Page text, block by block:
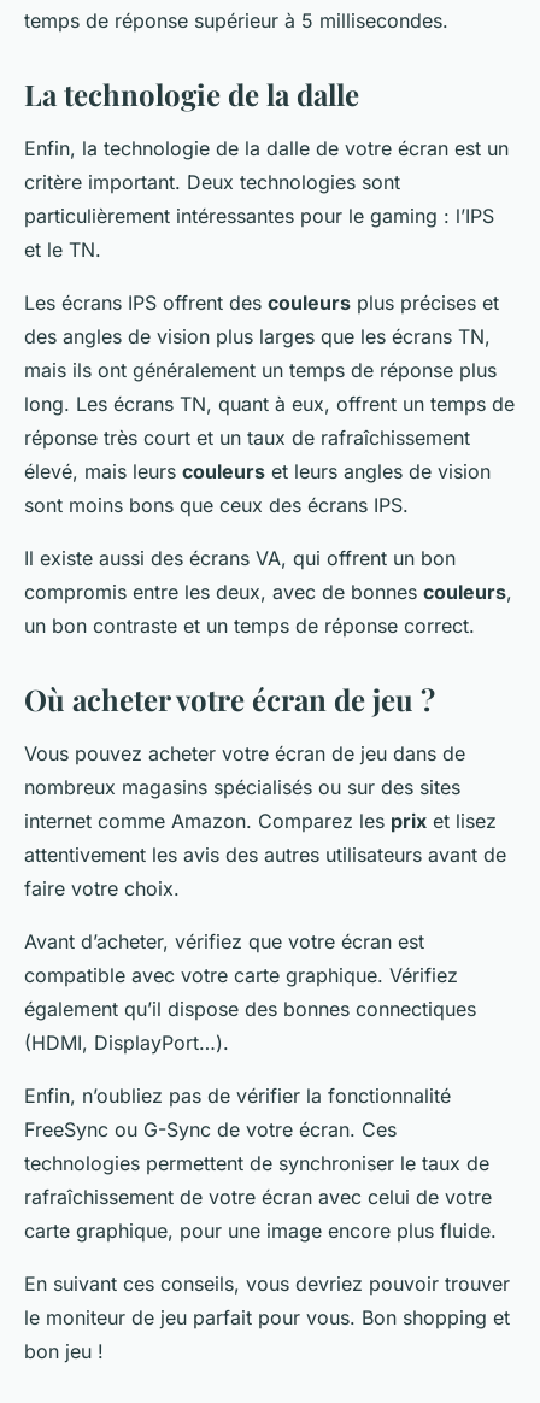
temps de réponse supérieur à 5 millisecondes.
La technologie de la dalle
Enfin, la technologie de la dalle de votre écran est un
critère important. Deux technologies sont
particulièrement intéressantes pour le gaming : l’IPS
et le TN.
Les écrans IPS offrent des couleurs plus précises et
des angles de vision plus larges que les écrans TN,
mais ils ont généralement un temps de réponse plus
long. Les écrans TN, quant à eux, offrent un temps de
réponse très court et un taux de rafraîchissement
élevé, mais leurs couleurs et leurs angles de vision
sont moins bons que ceux des écrans IPS.
Il existe aussi des écrans VA, qui offrent un bon
compromis entre les deux, avec de bonnes couleurs,
un bon contraste et un temps de réponse correct.
Où acheter votre écran de jeu ?
Vous pouvez acheter votre écran de jeu dans de
nombreux magasins spécialisés ou sur des sites
internet comme Amazon. Comparez les prix et lisez
attentivement les avis des autres utilisateurs avant de
faire votre choix.
Avant d’acheter, vérifiez que votre écran est
compatible avec votre carte graphique. Vérifiez
également qu’il dispose des bonnes connectiques
(HDMI, DisplayPort…).
Enfin, n’oubliez pas de vérifier la fonctionnalité
FreeSync ou G-Sync de votre écran. Ces
technologies permettent de synchroniser le taux de
rafraîchissement de votre écran avec celui de votre
carte graphique, pour une image encore plus fluide.
En suivant ces conseils, vous devriez pouvoir trouver
le moniteur de jeu parfait pour vous. Bon shopping et
bon jeu !